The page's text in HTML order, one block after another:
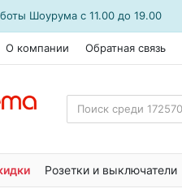
Шоурума с 11.00 до 19.00
О компании Обратная связь
Розетки и выключатели